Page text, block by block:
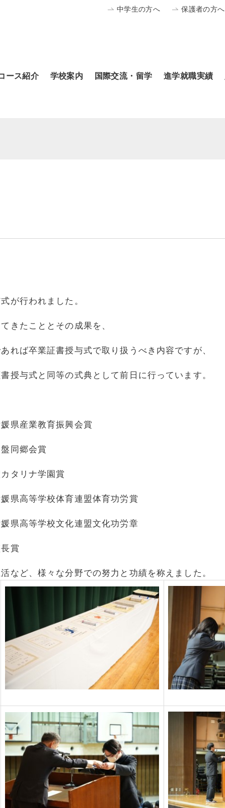
中学生の方へ 保護者の方へ
ース紹介 学校案内 国際交流・留学 進学就職実績
が行われました。
きたこととその成果を、
れば卒業証書授与式で取り扱うべき内容ですが、
授与式と同等の式典として前日に行っています。
県産業教育振興会賞
郷会賞
タリナ学園賞
育連盟体育功労賞
等学校文化連盟文化功労章
校長賞
など、様々な分野での努力と功績を称えました。